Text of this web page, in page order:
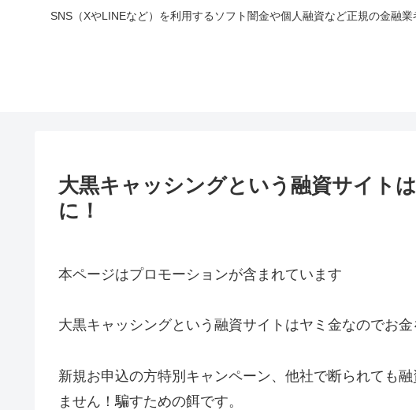
SNS（XやLINEなど）を利用するソフト闇金や個人融資など正規の金融
大黒キャッシングという融資サイト
に！
本ページはプロモーションが含まれています
大黒キャッシングという融資サイトはヤミ金なのでお金
新規お申込の方特別キャンペーン、他社で断られても
ません！騙すための餌です。